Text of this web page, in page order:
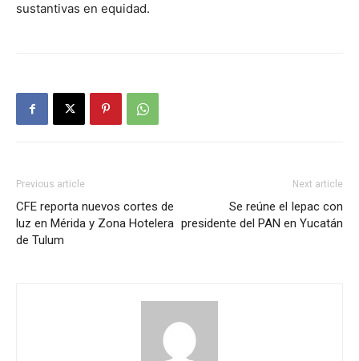
sustantivas en equidad.
Previous article
CFE reporta nuevos cortes de
luz en Mérida y Zona Hotelera
de Tulum
Next article
Se reúne el Iepac con
presidente del PAN en Yucatán